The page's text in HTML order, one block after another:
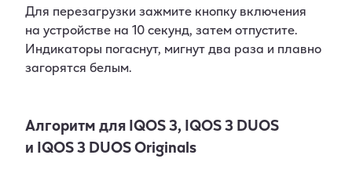
Для перезагрузки зажмите кнопку включения
на устройстве на 10 секунд, затем отпустите.
Индикаторы погаснут, мигнут два раза и плавно
загорятся белым.
Алгоритм для IQOS 3, IQOS 3 DUOS
и IQOS 3 DUOS Originals